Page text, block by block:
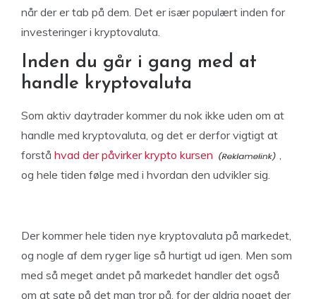
når der er tab på dem. Det er især populært inden for
investeringer i kryptovaluta.
Inden du går i gang med at
handle kryptovaluta
Som aktiv daytrader kommer du nok ikke uden om at
handle med kryptovaluta, og det er derfor vigtigt at
forstå hvad der påvirker krypto kursen
,
og hele tiden følge med i hvordan den udvikler sig.
Der kommer hele tiden nye kryptovaluta på markedet,
og nogle af dem ryger lige så hurtigt ud igen. Men som
med så meget andet på markedet handler det også
om at sate på det man tror på, for der aldrig noget der